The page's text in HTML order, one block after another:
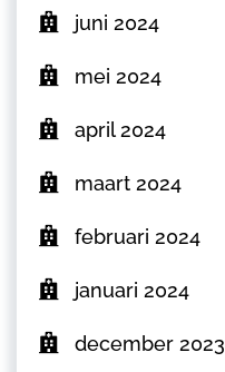
juni 2024
mei 2024
april 2024
maart 2024
februari 2024
januari 2024
december 2023